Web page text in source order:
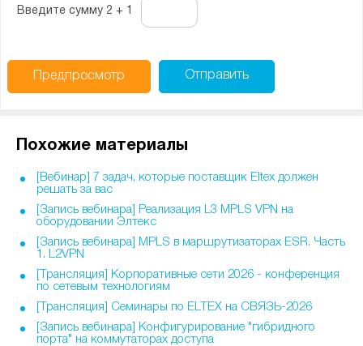
Введите сумму 2 + 1
Предпросмотр Отправить
Похожие материалы
[Вебинар] 7 задач, которые поставщик Eltex должен
решать за вас
[Запись вебинара] Реализация L3 MPLS VPN на
оборудовании Элтекс
[Запись вебинара] MPLS в маршрутизаторах ESR. Часть
1. L2VPN
[Трансляция] Корпоративные сети 2026 - конференция
по сетевым технологиям
[Трансляция] Семинары по ELTEX на СВЯЗЬ-2026
[Запись вебинара] Конфигурирование "гибридного
порта" на коммутаторах доступа